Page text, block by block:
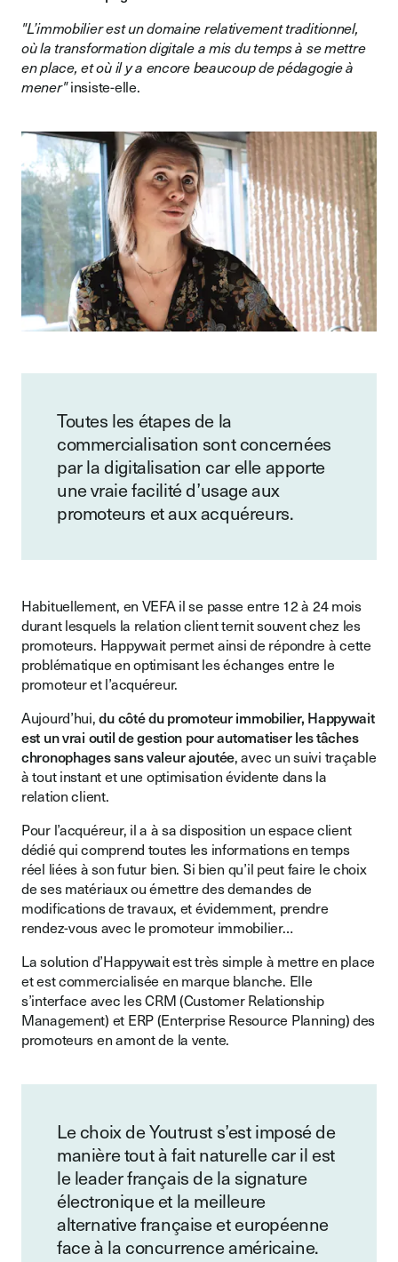
"L’immobilier est un domaine relativement traditionnel,
où la transformation digitale a mis du temps à se mettre
en place, et où il y a encore beaucoup de pédagogie à
mener"insiste-elle.
Toutes les étapes de la
commercialisation sont concernées
par la digitalisation car elle apporte
une vraie facilité d’usage aux
promoteurs et aux acquéreurs.
Habituellement, en VEFA il se passe entre 12 à 24 mois
durant lesquels la relation client ternit souvent chez les
promoteurs. Happywait permet ainsi de répondre à cette
problématique en optimisant les échanges entre le
promoteur et l’acquéreur.
Aujourd’hui,du côté du promoteur immobilier, Happywait
est un vrai outil de gestion pour automatiser les tâches
chronophages sans valeur ajoutée, avec un suivi traçable
à tout instant et une optimisation évidente dans la
relation client.
Pour l’acquéreur, il a à sa disposition un espace client
dédié qui comprend toutes les informations en temps
réel liées à son futur bien. Si bien qu’il peut faire le choix
de ses matériaux ou émettre des demandes de
modifications de travaux, et évidemment, prendre
rendez-vous avec le promoteur immobilier…
La solution d’Happywait est très simple à mettre en place
et est commercialisée en marque blanche. Elle
s’interface avec les CRM (Customer Relationship
Management) et ERP (Enterprise Resource Planning) des
promoteurs en amont de la vente.
Le choix de Youtrust s’est imposé de
manière tout à fait naturelle car il est
le leader français de la signature
électronique et la meilleure
alternative française et européenne
face à la concurrence américaine.